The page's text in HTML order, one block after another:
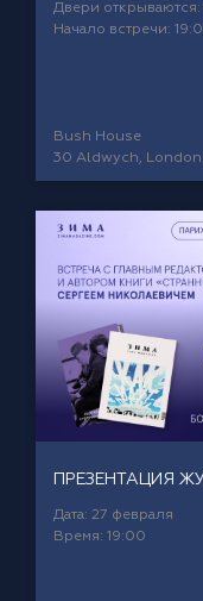
Двери открываются:
Начало встречи:
Bush House
30 Aldwych, London
ПРЕЗЕНТАЦИЯ
Дата: 27 февраля
Время: 19:00